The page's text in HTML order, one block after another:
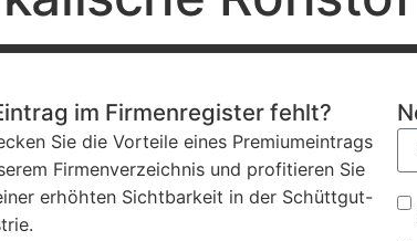
im Firmenregister fehlt?
Sie die Vorteile eines Premiumeintrags
Firmenverzeichnis und profitieren Sie
erhöhten Sichtbarkeit in der Schüttgut-